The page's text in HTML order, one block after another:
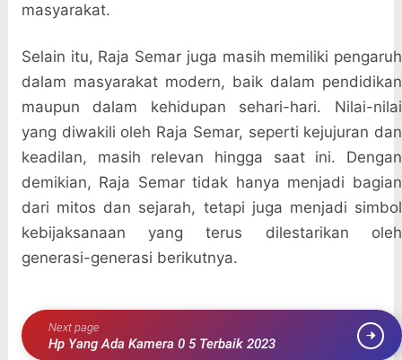
masyarakat.
Selain itu, Raja Semar juga masih memiliki pengaruh
dalam masyarakat modern, baik dalam pendidikan
maupun dalam kehidupan sehari-hari. Nilai-nilai
yang diwakili oleh Raja Semar, seperti kejujuran dan
keadilan, masih relevan hingga saat ini. Dengan
demikian, Raja Semar tidak hanya menjadi bagian
dari mitos dan sejarah, tetapi juga menjadi simbol
kebijaksanaan yang terus dilestarikan oleh
generasi-generasi berikutnya.
Next page
Hp Yang Ada Kamera 0 5 Terbaik 2023